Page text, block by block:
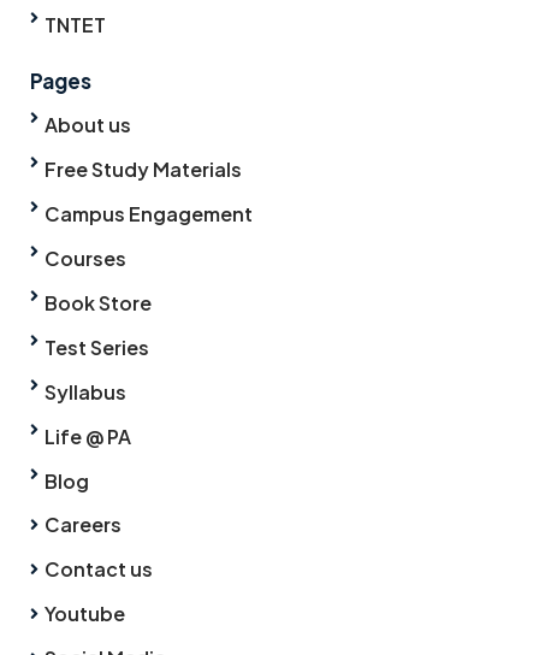
TNTET
Pages
About us
Free Study Materials
Campus Engagement
Courses
Book Store
Test Series
Syllabus
Life @ PA
Blog
Careers
Contact us
Youtube